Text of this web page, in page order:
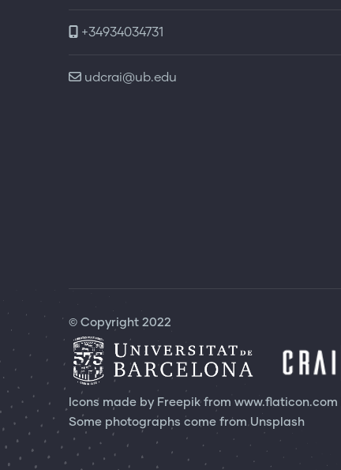
+34934034731
udcrai@ub.edu
© Copyright 2022
Icons made by Freepik from www.flaticon.com
Some photographs come from Unsplash